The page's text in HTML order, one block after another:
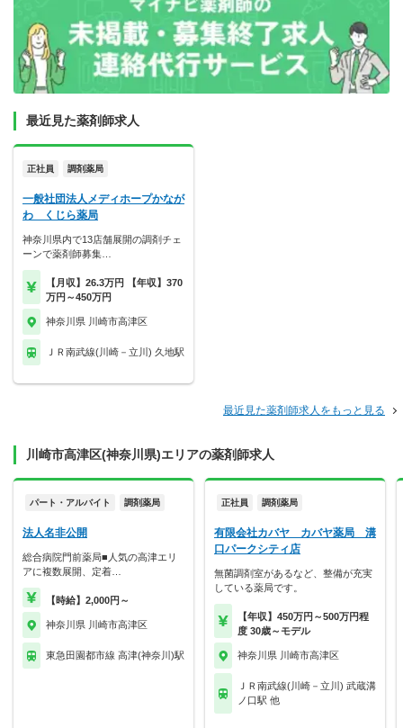
最近見た薬剤師求人
正社員 調剤薬局
一般社団法人メディホープかなが
わ くじら薬局
神奈川県内で13店舗展開の調剤チェ
ーンで薬剤師募集…
【月収】26.3万円 【年収】370
万円～450万円
神奈川県 川崎市高津区
ＪＲ南武線(川崎－立川) 久地駅
最近見た薬剤師求人をもっと見る
川崎市高津区(神奈川県)エリアの薬剤師求人
パート・アルバイト 調剤薬局
法人名非公開
総合病院門前薬局■人気の高津エリ
アに複数展開、定着…
【時給】2,000円～
神奈川県 川崎市高津区
東急田園都市線 高津(神奈川)駅
正社員 調剤薬局
有限会社カバヤ カバヤ薬局 溝
口パークシティ店
無菌調剤室があるなど、整備が充実
している薬局です。
【年収】450万円～500万円程
度 30歳～モデル
神奈川県 川崎市高津区
ＪＲ南武線(川崎－立川) 武蔵溝
ノ口駅 他